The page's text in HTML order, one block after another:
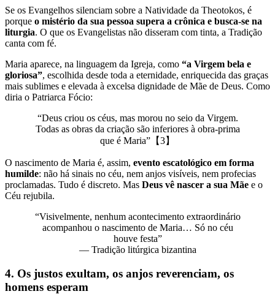
Se os Evangelhos silenciam sobre a Natividade da Theotokos, é
porque o mistério da sua pessoa supera a crônica e busca-se na
liturgia. O que os Evangelistas não disseram com tinta, a Tradição
canta com fé.
Maria aparece, na linguagem da Igreja, como “a Virgem bela e
gloriosa”, escolhida desde toda a eternidade, enriquecida das graças
mais sublimes e elevada à excelsa dignidade de Mãe de Deus. Como
diria o Patriarca Fócio:
“Deus criou os céus, mas morou no seio da Virgem.
Todas as obras da criação são inferiores à obra-prima
que é Maria”【3】
O nascimento de Maria é, assim, evento escatológico em forma
humilde: não há sinais no céu, nem anjos visíveis, nem profecias
proclamadas. Tudo é discreto. Mas Deus vê nascer a sua Mãe e o
Céu rejubila.
“Visivelmente, nenhum acontecimento extraordinário
acompanhou o nascimento de Maria… Só no céu
houve festa”
— Tradição litúrgica bizantina
4. Os justos exultam, os anjos reverenciam, os
homens esperam